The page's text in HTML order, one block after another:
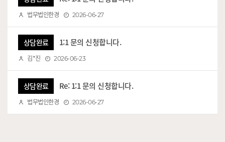
법무법인한경 2026-06-27
상담완료 1:1 문의 신청합니다.
김*진 2026-06-23
상담완료 Re: 1:1 문의 신청합니다.
법무법인한경 2026-06-27